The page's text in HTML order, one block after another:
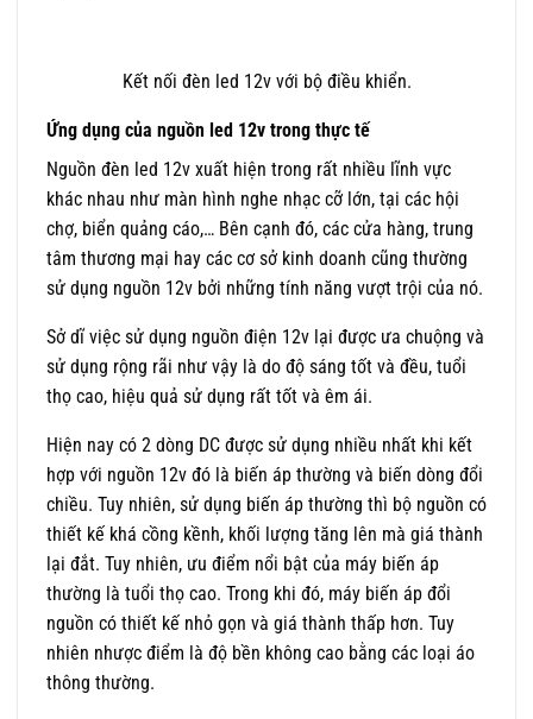
Kết nối đèn led 12v với bộ điều khiển.
Ứng dụng của nguồn led 12v trong thực tế
Nguồn đèn led 12v xuất hiện trong rất nhiều lĩnh vực
khác nhau như màn hình nghe nhạc cỡ lớn, tại các hội
chợ, biển quảng cáo,… Bên cạnh đó, các cửa hàng, trung
tâm thương mại hay các cơ sở kinh doanh cũng thường
sử dụng nguồn 12v bởi những tính năng vượt trội của nó.
Sở dĩ việc sử dụng nguồn điện 12v lại được ưa chuộng và
sử dụng rộng rãi như vậy là do độ sáng tốt và đều, tuổi
thọ cao, hiệu quả sử dụng rất tốt và êm ái.
Hiện nay có 2 dòng DC được sử dụng nhiều nhất khi kết
hợp với nguồn 12v đó là biến áp thường và biến dòng đổi
chiều. Tuy nhiên, sử dụng biến áp thường thì bộ nguồn có
thiết kế khá cồng kềnh, khối lượng tăng lên mà giá thành
lại đắt. Tuy nhiên, ưu điểm nổi bật của máy biến áp
thường là tuổi thọ cao. Trong khi đó, máy biến áp đổi
nguồn có thiết kế nhỏ gọn và giá thành thấp hơn. Tuy
nhiên nhược điểm là độ bền không cao bằng các loại áo
thông thường.